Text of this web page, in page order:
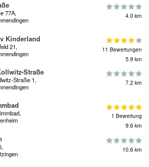
77A,
4.0 km
Kinderland
21,
11 Bewertungen
5.9 km
Straße
Straße 1,
7.2 km
1 Bewertung
9.6 km
10.6 km